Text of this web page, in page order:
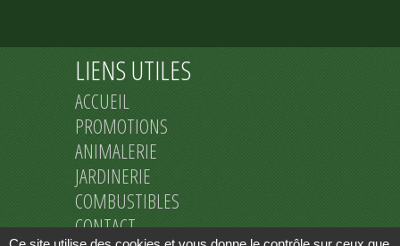
LIENS UTILES
ACCUEIL
PROMOTIONS
ANIMALERIE
JARDINERIE
COMBUSTIBLES
CONTACT